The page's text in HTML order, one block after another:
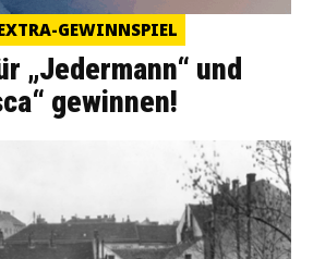
GEWINNSPIEL
„Jedermann“ und
gewinnen!